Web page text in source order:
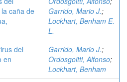
caña de
Garrido, Mario J.;
Lockhart, Benham E.
L.
del
en
Garrido, Mario J.;
Ordosgoitti, Alfonso;
Lockhart, Benham